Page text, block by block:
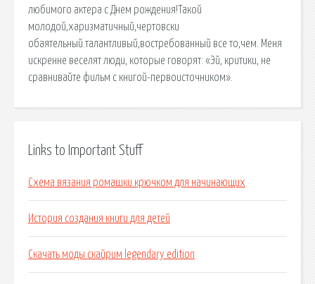
любимого актера с Днем рождения!Такой
молодой,харизматичный,чертовски
обаятельный.талантливый,востребованный все то,чем. Меня
искренне веселят люди, которые говорят: «Эй, критики, не
сравнивайте фильм с книгой-первоисточником».
Links to Important Stuff
Схема вязания ромашки крючком для начинающих
История создания книги для детей
Скачать моды скайрим legendary edition